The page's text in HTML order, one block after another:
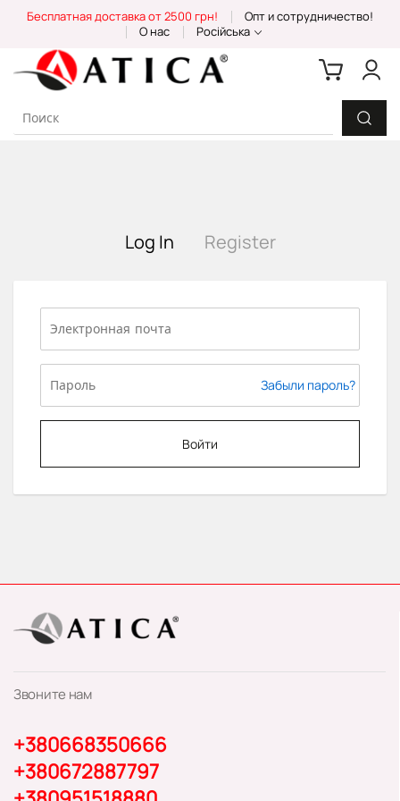
Content
Бесплатная доставка от 2500 грн!
Опт и сотрудничество!
О нас
Російська
Log In Register
Забыли пароль?
Войти
Звоните нам
+380668350666
+380672887797